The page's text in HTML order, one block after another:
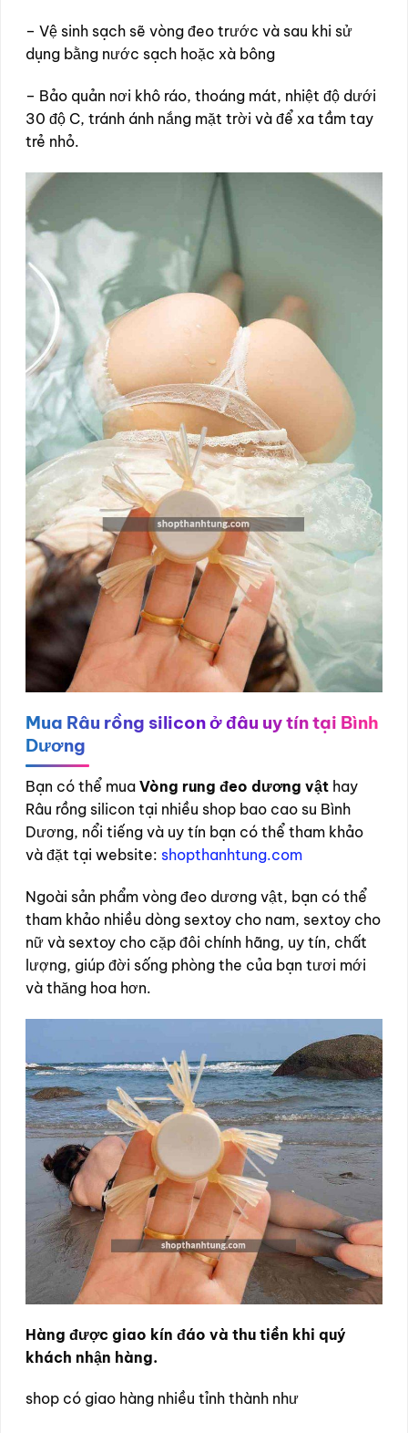
– Vệ sinh sạch sẽ vòng đeo trước và sau khi sử
dụng bằng nước sạch hoặc xà bông
– Bảo quản nơi khô ráo, thoáng mát, nhiệt độ dưới
30 độ C, tránh ánh nắng mặt trời và để xa tầm tay
trẻ nhỏ.
Mua Râu rồng silicon ở đâu uy tín tại Bình
Dương
Bạn có thể mua Vòng rung đeo dương vật hay
Râu rồng silicon tại nhiều shop bao cao su Bình
Dương, nổi tiếng và uy tín bạn có thể tham khảo
và đặt tại website: shopthanhtung.com
Ngoài sản phẩm vòng đeo dương vật, bạn có thể
tham khảo nhiều dòng sextoy cho nam, sextoy cho
nữ và sextoy cho cặp đôi chính hãng, uy tín, chất
lượng, giúp đời sống phòng the của bạn tươi mới
và thăng hoa hơn.
Hàng được giao kín đáo và thu tiền khi quý
khách nhận hàng.
shop có giao hàng nhiều tỉnh thành như